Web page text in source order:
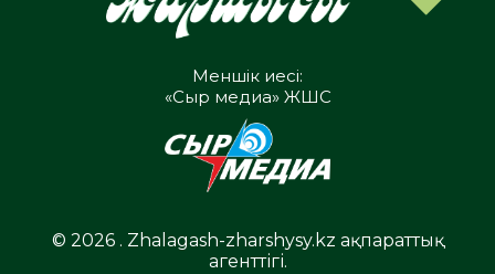
Меншік иесі:
«Сыр медиа» ЖШС
© 2026 . Zhalagash-zharshysy.kz ақпараттық
агенттігі.